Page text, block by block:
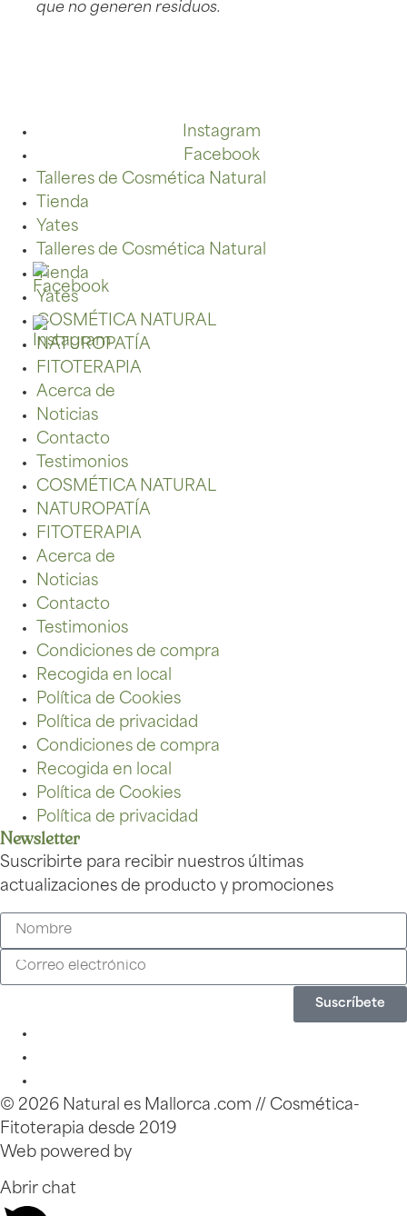
que no generen residuos.
Instagram
Facebook
Talleres de Cosmética Natural
Tienda
Yates
Talleres de Cosmética Natural
Tienda
Yates
COSMÉTICA NATURAL
NATUROPATÍA
FITOTERAPIA
Acerca de
Noticias
Contacto
Testimonios
COSMÉTICA NATURAL
NATUROPATÍA
FITOTERAPIA
Acerca de
Noticias
Contacto
Testimonios
Condiciones de compra
Recogida en local
Política de Cookies
Política de privacidad
Condiciones de compra
Recogida en local
Política de Cookies
Política de privacidad
Newsletter
Suscribirte para recibir nuestros últimas
actualizaciones de producto y promociones
Suscríbete
© 2026 Natural es Mallorca .com // Cosmética-
Fitoterapia desde 2019
Web powered by
Abrir chat